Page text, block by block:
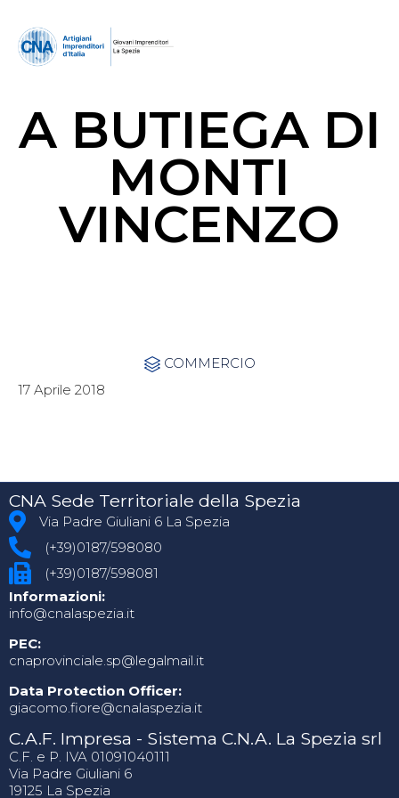
A BUTIEGA DI
MONTI
VINCENZO
 Category
COMMERCIO
17 Aprile 2018
CNA Sede Territoriale della Spezia
Via Padre Giuliani 6 La Spezia
(+39)0187/598080
(+39)0187/598081
Informazioni:
info@cnalaspezia.it
PEC:
cnaprovinciale.sp@legalmail.it
Data Protection Officer:
giacomo.fiore@cnalaspezia.it
C.A.F. Impresa - Sistema C.N.A. La Spezia srl
C.F. e P. IVA 01091040111
Via Padre Giuliani 6
19125 La Spezia